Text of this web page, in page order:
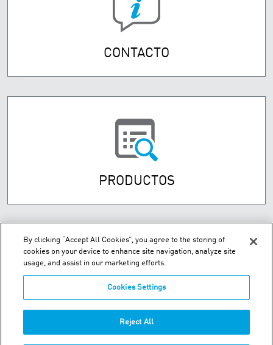
CONTACTO
PRODUCTOS
Street Numancia 185-187, Entresuelo 08034 Barcelona Spain
Teléfono:+34.93.209.60.19
By clicking “Accept All Cookies”, you agree to the storing of
cookies on your device to enhance site navigation, analyze site
usage, and assist in our marketing efforts.
Cookies Settings
Reject All